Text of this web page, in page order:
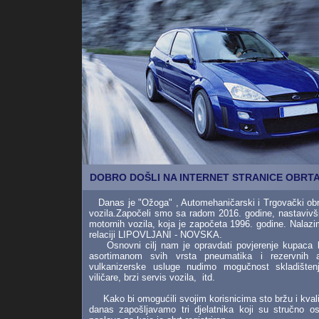
DOBRO DOŠLI NA INTERNET STRANICE
Danas je "Ožoga" , Automehaničarski i Trgovački
vozila.Započeli smo sa radom 2016. godine,
motornih vozila, koja je započeta 1996. godine.
relaciji LIPOVLJANI - NOVSKA.
Osnovni cilj nam je opravdati povjerenje kupaca
asortimanom svih vrsta pneumatika i rezervnih
vulkanizerske usluge nudimo mogučnost
viličare, brzi servis vozila, itd.
Kako bi omogućili svojim korisnicima sto bržu i
danas zapošljavamo tri djelatnika koji su stručno